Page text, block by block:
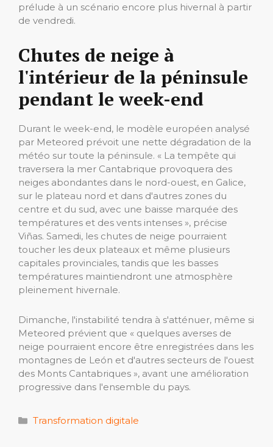
prélude à un scénario encore plus hivernal à partir
de vendredi.
Chutes de neige à
l'intérieur de la péninsule
pendant le week-end
Durant le week-end, le modèle européen analysé
par Meteored prévoit une nette dégradation de la
météo sur toute la péninsule. « La tempête qui
traversera la mer Cantabrique provoquera des
neiges abondantes dans le nord-ouest, en Galice,
sur le plateau nord et dans d'autres zones du
centre et du sud, avec une baisse marquée des
températures et des vents intenses », précise
Viñas. Samedi, les chutes de neige pourraient
toucher les deux plateaux et même plusieurs
capitales provinciales, tandis que les basses
températures maintiendront une atmosphère
pleinement hivernale.
Dimanche, l'instabilité tendra à s'atténuer, même si
Meteored prévient que « quelques averses de
neige pourraient encore être enregistrées dans les
montagnes de León et d'autres secteurs de l'ouest
des Monts Cantabriques », avant une amélioration
progressive dans l'ensemble du pays.
Catégories
Transformation digitale